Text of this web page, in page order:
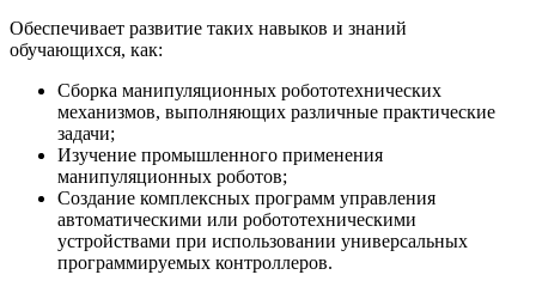
Обеспечивает развитие таких навыков и знаний
обучающихся, как:
Сборка манипуляционных робототехнических
механизмов, выполняющих различные практические
задачи;
Изучение промышленного применения
манипуляционных роботов;
Создание комплексных программ управления
автоматическими или робототехническими
устройствами при использовании универсальных
программируемых контроллеров.